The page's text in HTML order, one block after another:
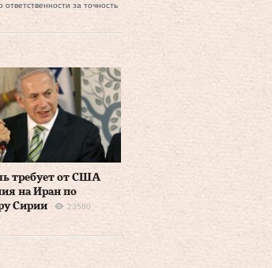
за точность
требует от США
на Иран по
Сирии
23580